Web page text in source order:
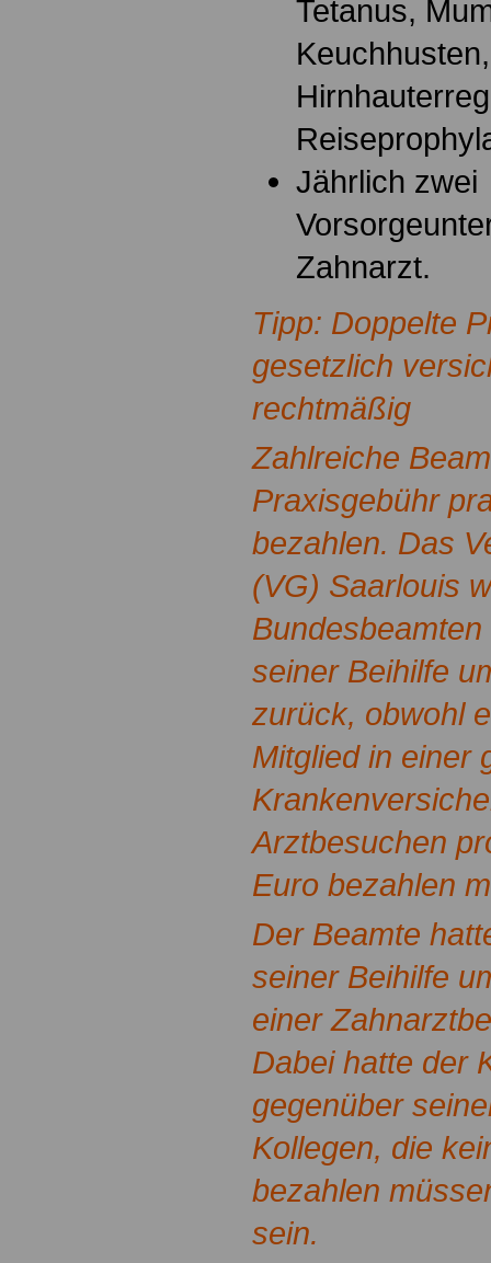
Tetanus,
Jährlich zwei
Zahnarzt.
Tipp: Doppelte
gesetzlich
rechtmäßig
Zahlreiche
Praxisgebühr
bezahlen. Das
(VG) Saarlouis
seiner Beihilfe
zurück, obwohl
Mitglied in einer
Arztbesuchen
Euro bezahlen
Der Beamte
seiner Beihilfe
einer
Dabei hatte der
gegenüber
Kollegen, die
bezahlen
sein.